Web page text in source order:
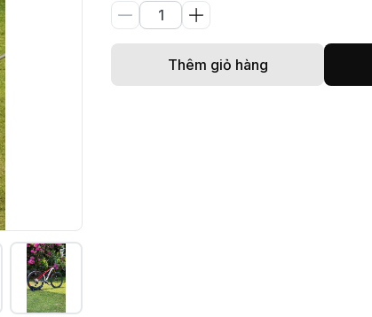
Thêm giỏ hàng